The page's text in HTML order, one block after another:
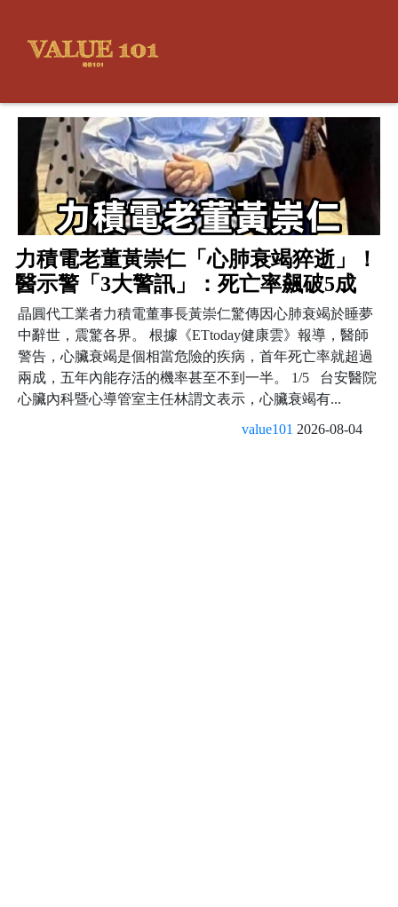
力積電老董黃崇仁「心肺衰竭猝逝」！
醫示警「3大警訊」：死亡率飆破5成
晶圓代工業者力積電董事長黃崇仁驚傳因心肺衰竭於睡夢
中辭世，震驚各界。 根據《ETtoday健康雲》報導，醫師
警告，心臟衰竭是個相當危險的疾病，首年死亡率就超過
兩成，五年內能存活的機率甚至不到一半。 1/5 台安醫院
心臟內科暨心導管室主任林謂文表示，心臟衰竭有...
value101 2026-08-04